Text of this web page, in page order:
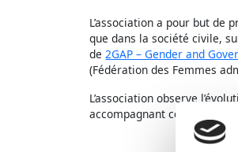
L’association a pour but
que dans la société civile,
de2GAP – Gender and
(Fédération des Femmes
L’association observe
accompagnant cette